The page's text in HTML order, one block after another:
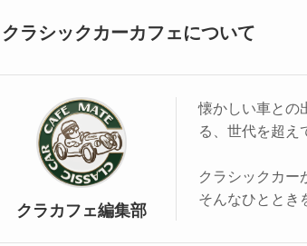
クラシックカーカフェについて
クラカフェ編集部
懐かしい車との
る、世代を超え
クラシックカー
そんなひととき